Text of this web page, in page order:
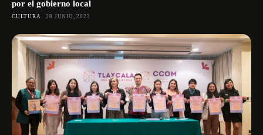
por el gobierno local
CULTURA 28 JUNIO, 2023